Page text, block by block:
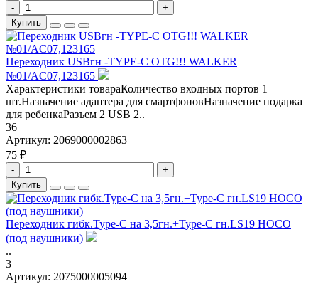
-
+
Купить
Переходник USBгн -TYPE-C OTG!!! WALKER
№01/AC07,123165
Характеристики товараКоличество входных портов 1
шт.Назначение адаптера для смартфоновНазначение подарка
для ребенкаРазъем 2 USB 2..
36
Артикул: 2069000002863
75 ₽
-
+
Купить
Переходник гибк.Type-C на 3,5гн.+Type-C гн.LS19 HOCO
(под наушники)
..
3
Артикул: 2075000005094